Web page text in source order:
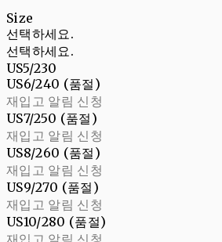
Size
선택하세요.
선택하세요.
US5/230
US6/240 (품절)
재입고 알림 신청
US7/250 (품절)
재입고 알림 신청
US8/260 (품절)
재입고 알림 신청
US9/270 (품절)
재입고 알림 신청
US10/280 (품절)